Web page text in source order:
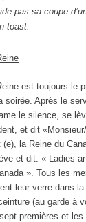
pas sa coupe d’
toast.
est toujours le
soirée. Après le
le silence, se
et dit
(e), la Reine du
et dit: « Ladies
». Tous les
leur verre dans
(au garde à
premières et les